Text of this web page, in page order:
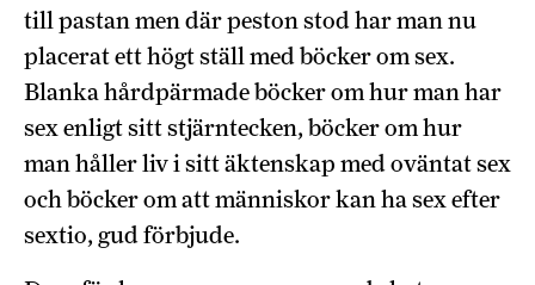
till pastan men där peston stod har man nu
placerat ett högt ställ med böcker om sex.
Blanka hårdpärmade böcker om hur man har
sex enligt sitt stjärntecken, böcker om hur
man håller liv i sitt äktenskap med oväntat sex
och böcker om att människor kan ha sex efter
sextio, gud förbjude.